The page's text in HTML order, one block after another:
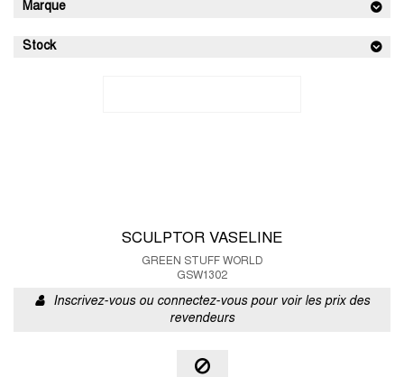
Marque
Stock
SCULPTOR VASELINE
GREEN STUFF WORLD
GSW1302
Inscrivez-vous ou connectez-vous pour voir les prix des
revendeurs